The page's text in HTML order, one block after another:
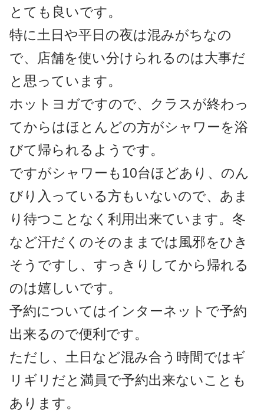
とても良いです。
特に土日や平日の夜は混みがちなの
で、店舗を使い分けられるのは大事だ
と思っています。
ホットヨガですので、クラスが終わっ
てからはほとんどの方がシャワーを浴
びて帰られるようです。
ですがシャワーも10台ほどあり、のん
びり入っている方もいないので、あま
り待つことなく利用出来ています。冬
など汗だくのそのままでは風邪をひき
そうですし、すっきりしてから帰れる
のは嬉しいです。
予約についてはインターネットで予約
出来るので便利です。
ただし、土日など混み合う時間ではギ
リギリだと満員で予約出来ないことも
あります。